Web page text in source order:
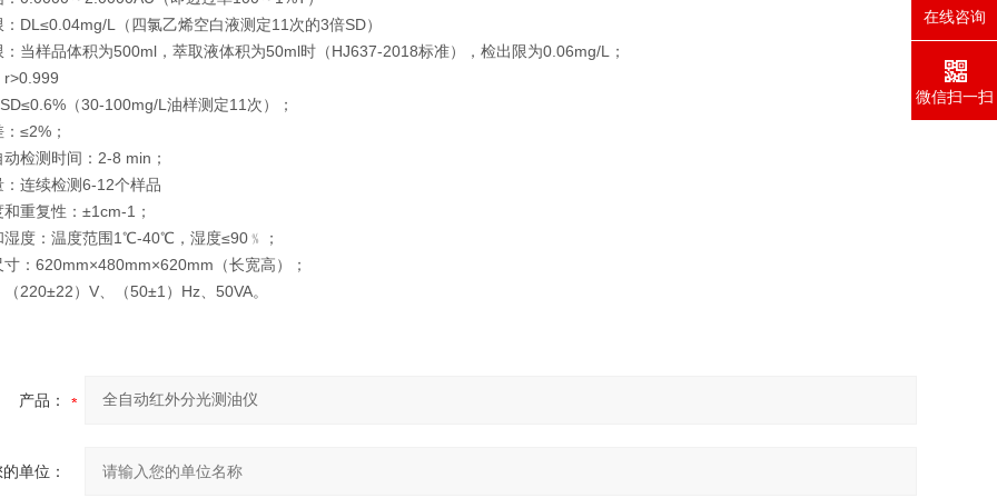
DL≤0.04mg/L（四氯乙烯空白液测定11次的3倍SD）
当样品体积为500ml，萃取液体积为50ml时（HJ637-2018标准），检出限为0.06mg/L；
r>0.999
（30-100mg/L油样测定11次）；
≤2%；
检测时间：2-8 min；
：连续检测6-12个样品
重复性：±1cm-1；
湿度：温度范围1℃-40℃，湿度≤90﹪；
：620mm×480mm×620mm（长宽高）；
220±22）V、（50±1）Hz、50VA。
产品：
单位：
在线咨询
微信扫一扫